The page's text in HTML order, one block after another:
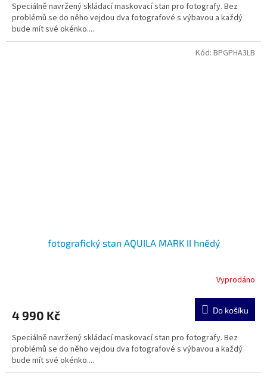
Speciálně navržený skládací maskovací stan pro fotografy. Bez
problémů se do něho vejdou dva fotografové s výbavou a každý
bude mít své okénko....
fotografický stan AQUILA MARK II hnědý
Vyprodáno
4 990 Kč Do košíku
Speciálně navržený skládací maskovací stan pro fotografy. Bez
problémů se do něho vejdou dva fotografové s výbavou a každý
bude mít své okénko....
Kód: BPGPHA3LB